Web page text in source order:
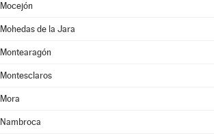
Mocejón
Mohedas de la Jara
Montearagón
Montesclaros
Mora
Nambroca